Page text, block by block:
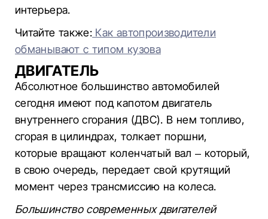
интерьера.
Читайте также: Как автопроизводители
обманывают с типом кузова
ДВИГАТЕЛЬ
Абсолютное большинство автомобилей
сегодня имеют под капотом двигатель
внутреннего сгорания (ДВС). В нем топливо,
сгорая в цилиндрах, толкает поршни,
которые вращают коленчатый вал – который,
в свою очередь, передает свой крутящий
момент через трансмиссию на колеса.
Большинство современных двигателей